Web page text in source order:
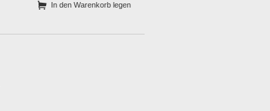
In den Warenkorb legen